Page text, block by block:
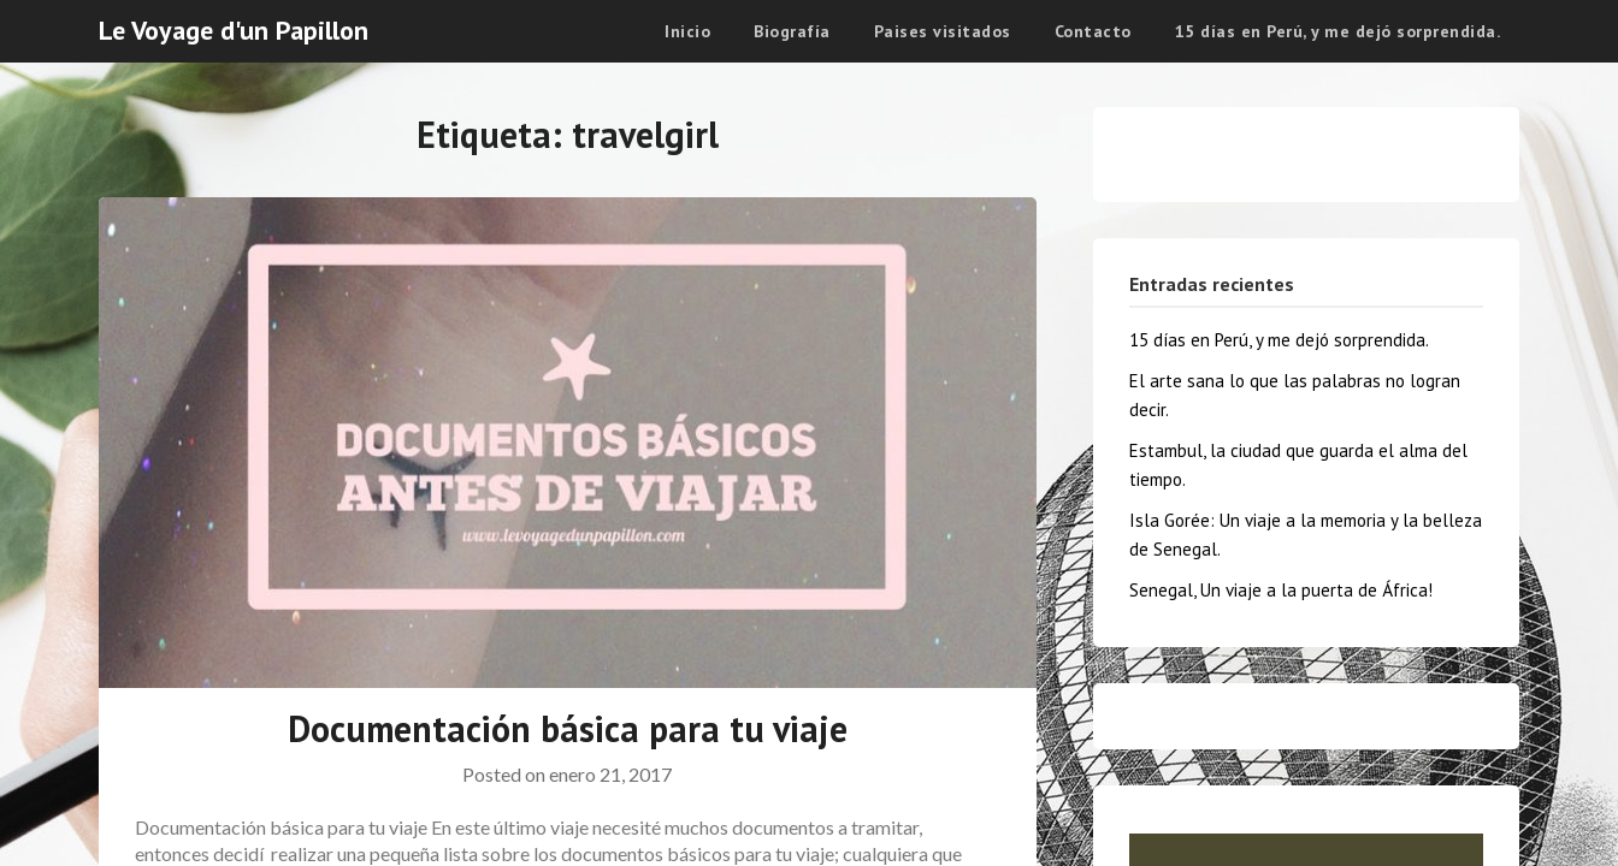
Le Voyage d'un Papillon Inicio Biografía Paises visitados Contacto 15 días en Perú, y me dejó sorprendida.
Etiqueta: travelgirl
Documentación básica para tu viaje
Posted onenero 21, 2017
Documentación básica para tu viaje En este último viaje necesité muchos documentos a tramitar,
entonces decidí realizar una pequeña lista sobre los documentos básicos para tu viaje; cualquiera que
Entradas recientes
15 días en Perú, y me dejó sorprendida.
El arte sana lo que las palabras no logran
decir.
Estambul, la ciudad que guarda el alma del
tiempo.
Isla Gorée: Un viaje a la memoria y la belleza
de Senegal.
Senegal, Un viaje a la puerta de África!